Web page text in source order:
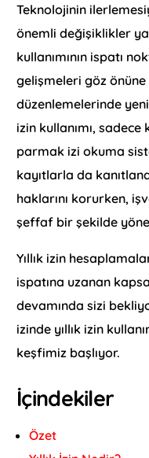
Teknolojinin
önemli değişiklikler
kullanımının ispatı
gelişmeleri göz önüne
düzenlemelerinde
izin kullanımı,
parmak izi okuma
kayıtlarla da
haklarını korurken,
şeffaf bir şekilde
Yıllık izin
ispatına uzanan
devamında sizi
izinde yıllık izin
keşfimiz başlıyor.
İçindekiler
Özet